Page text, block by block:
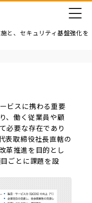
と、 セキュリティ基盤強化を
ビスに携わる重要
、働く従業員や顧
必要な存在であり
表取締役社長直轄の
革推進を目的とし
ごとに課題を設